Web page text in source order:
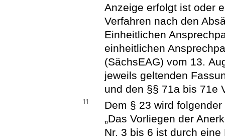
Anzeige erfolgt ist oder
Verfahren nach den
Einheitlichen
einheitlichen
(SächsEAG) vom 13.
jeweils geltenden
und den §§ 71a bis 71e
11.
Dem § 23 wird
„Das Vorliegen der
Nr. 3 bis 6 ist durch